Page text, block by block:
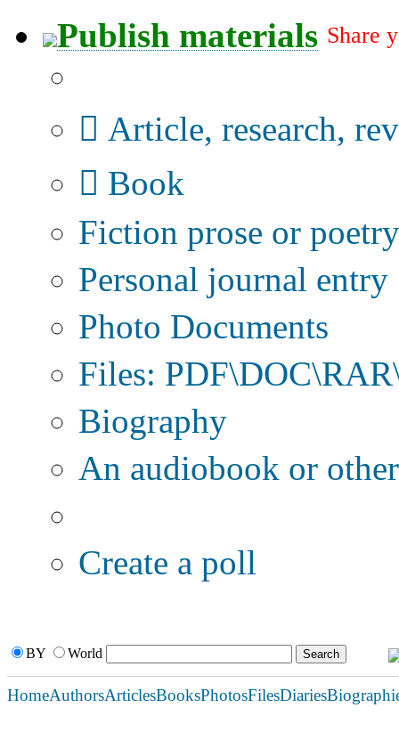
Publish materials Share
Article, research,
Book
Fiction prose or poetry
Personal journal entry
Photo Documents
Files:
Biography
An audiobook or
Create a poll
BY World
HomeAuthorsArticlesBooksPhotosFilesDiaries